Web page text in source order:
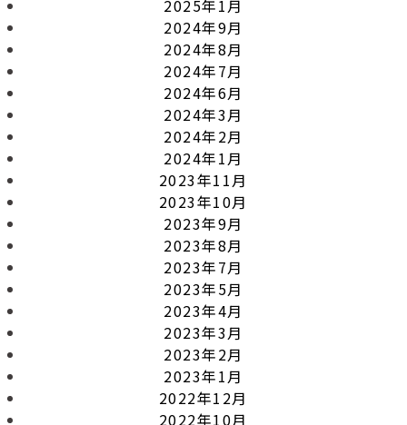
2025年1月
2024年9月
2024年8月
2024年7月
2024年6月
2024年3月
2024年2月
2024年1月
2023年11月
2023年10月
2023年9月
2023年8月
2023年7月
2023年5月
2023年4月
2023年3月
2023年2月
2023年1月
2022年12月
2022年10月